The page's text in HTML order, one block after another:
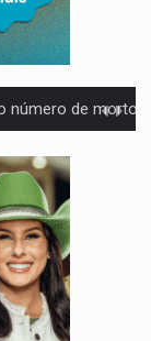
cumprimento da legislação sobre transporte
sexual infantil na
energia nuclear, defesa e
deixa quatro mortos e um em
nacional com participação de
de chuvas isoladas nesta